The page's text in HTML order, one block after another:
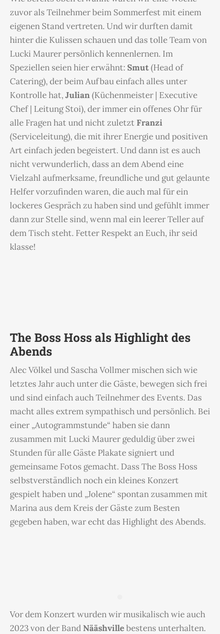
zuvor als Teilnehmer beim Sommerfest mit einem
eigenen Stand vertreten. Und wir durften damit
hinter die Kulissen schauen und das tolle Team von
Lucki Maurer persönlich kennenlernen. Im
Speziellen seien hier erwähnt: Smut(Head of
Catering), der beim Aufbau einfach alles unter
Kontrolle hat,Julian(Küchenmeister | Executive
Chef | Leitung Stoi), der immer ein offenes Ohr für
alle Fragen hat und nicht zuletzt Franzi
(Serviceleitung), die mit ihrer Energie und positiven
Art einfach jeden begeistert. Und dann ist es auch
nicht verwunderlich, dass an dem Abend eine
Vielzahl aufmerksame, freundliche und gut gelaunte
Helfer vorzufinden waren, die auch mal für ein
lockeres Gespräch zu haben sind und gefühlt immer
dann zur Stelle sind, wenn mal ein leerer Teller auf
dem Tisch steht. Fetter Respekt an Euch, ihr seid
klasse!
The Boss Hoss als Highlight des
Abends
Alec Völkel und Sascha Vollmer mischen sich wie
letztes Jahr auch unter die Gäste, bewegen sich frei
und sind einfach auch Teilnehmer des Events. Das
macht alles extrem sympathisch und persönlich. Bei
einer „Autogrammstunde“ haben sie dann
zusammen mit Lucki Maurer geduldig über zwei
Stunden für alle Gäste Plakate signiert und
gemeinsame Fotos gemacht. Dass The Boss Hoss
selbstverständlich noch ein kleines Konzert
gespielt haben und „Jolene“ spontan zusammen mit
Marina aus dem Kreis der Gäste zum Besten
gegeben haben, war echt das Highlight des Abends.
Vor dem Konzert wurden wir musikalisch wie auch
2023 von der Band Nääshvillebestens unterhalten.